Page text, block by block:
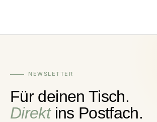
NEWSLETTER
Für deinen Tisch.
Direktins Postfach.